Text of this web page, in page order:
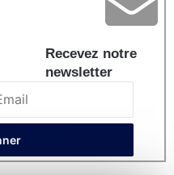
Recevez notre
newsletter